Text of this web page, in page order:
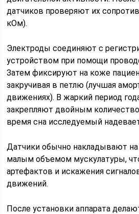
датчиков проверяют их
кОм).
Электроды соединяют с
устройством при помощи
Затем фиксируют на коже
закручивая в петлю (лучшая
движениях). В жаркий период
закрепляют двойным
время сна исследуемый
Датчики обычно накладывают на
малым объемом мускулатуры,
артефактов и искажения
движений.
После установки аппарата